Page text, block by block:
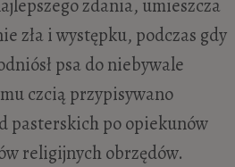
zdania, umieszcza
zła i występku, podczas gdy
psa do niebywale
czcią przypisywano
pasterskich po opiekunów
religijnych obrzędów.